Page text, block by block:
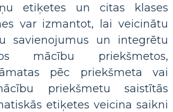
etiķetes un citas klases
var izmantot, lai veicinātu
savienojumus un integrētu
mācību priekšmetos,
pēc priekšmeta vai
priekšmetu saistītās
etiķetes veicina saikni